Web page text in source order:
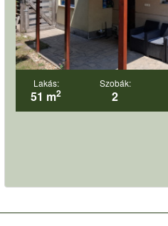
Lakás:
51 m2
Szobák:
2